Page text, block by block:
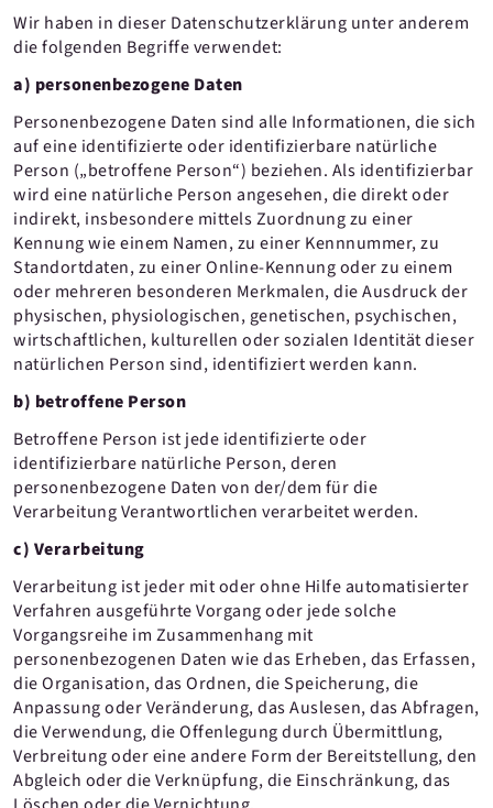
Wir haben in dieser Datenschutzerklärung unter anderem
die folgenden Begriffe verwendet:
a) personenbezogene Daten
Personenbezogene Daten sind alle Informationen, die sich
auf eine identifizierte oder identifizierbare natürliche
Person („betroffene Person“) beziehen. Als identifizierbar
wird eine natürliche Person angesehen, die direkt oder
indirekt, insbesondere mittels Zuordnung zu einer
Kennung wie einem Namen, zu einer Kennnummer, zu
Standortdaten, zu einer Online-Kennung oder zu einem
oder mehreren besonderen Merkmalen, die Ausdruck der
physischen, physiologischen, genetischen, psychischen,
wirtschaftlichen, kulturellen oder sozialen Identität dieser
natürlichen Person sind, identifiziert werden kann.
b) betroffene Person
Betroffene Person ist jede identifizierte oder
identifizierbare natürliche Person, deren
personenbezogene Daten von der/dem für die
Verarbeitung Verantwortlichen verarbeitet werden.
c) Verarbeitung
Verarbeitung ist jeder mit oder ohne Hilfe automatisierter
Verfahren ausgeführte Vorgang oder jede solche
Vorgangsreihe im Zusammenhang mit
personenbezogenen Daten wie das Erheben, das Erfassen,
die Organisation, das Ordnen, die Speicherung, die
Anpassung oder Veränderung, das Auslesen, das Abfragen,
die Verwendung, die Offenlegung durch Übermittlung,
Verbreitung oder eine andere Form der Bereitstellung, den
Abgleich oder die Verknüpfung, die Einschränkung, das